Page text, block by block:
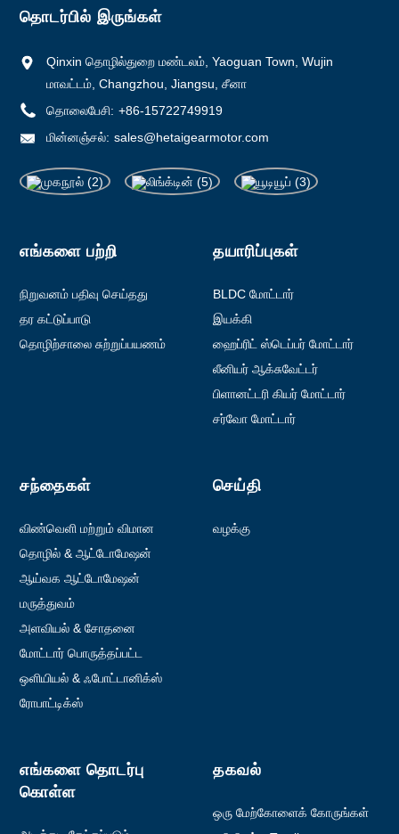
தொடர்பில் இருங்கள்
Qinxin தொழில்துறை மண்டலம், Yaoguan Town, Wujin
மாவட்டம், Changzhou, Jiangsu, சீனா
தொலைபேசி: +86-15722749919
மின்னஞ்சல்: sales@hetaigearmotor.com
எங்களை பற்றி
நிறுவனம் பதிவு செய்தது
தர கட்டுப்பாடு
தொழிற்சாலை சுற்றுப்பயணம்
தயாரிப்புகள்
BLDC மோட்டார்
இயக்கி
ஹைப்ரிட் ஸ்டெப்பர் மோட்டார்
லீனியர் ஆக்சுவேட்டர்
பிளானட்டரி கியர் மோட்டார்
சர்வோ மோட்டார்
சந்தைகள்
விண்வெளி மற்றும் விமான
போக்குவரத்து
தொழில் & ஆட்டோமேஷன்
ஆய்வக ஆட்டோமேஷன்
மருத்துவம்
அளவியல் & சோதனை
மோட்டார் பொருத்தப்பட்ட
கையடக்க சாதனங்கள்
ஒளியியல் & ஃபோட்டானிக்ஸ்
ரோபாட்டிக்ஸ்
செய்தி
வழக்கு
எங்களை தொடர்பு
கொள்ள
தகவல்
ஒரு மேற்கோளைக் கோருங்கள்